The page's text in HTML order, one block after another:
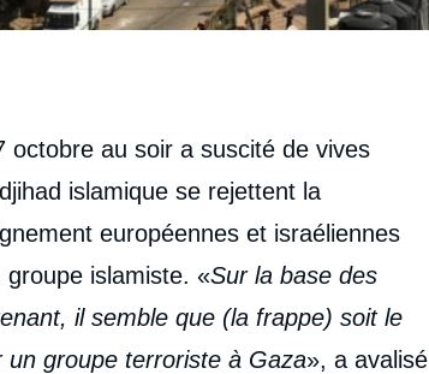
octobre au soir a suscité de vives
islamique se rejettent la
européennes et israéliennes
groupe islamiste. «Sur la base des
il semble que (la frappe) soit le
groupe terroriste à Gaza», a avalisé